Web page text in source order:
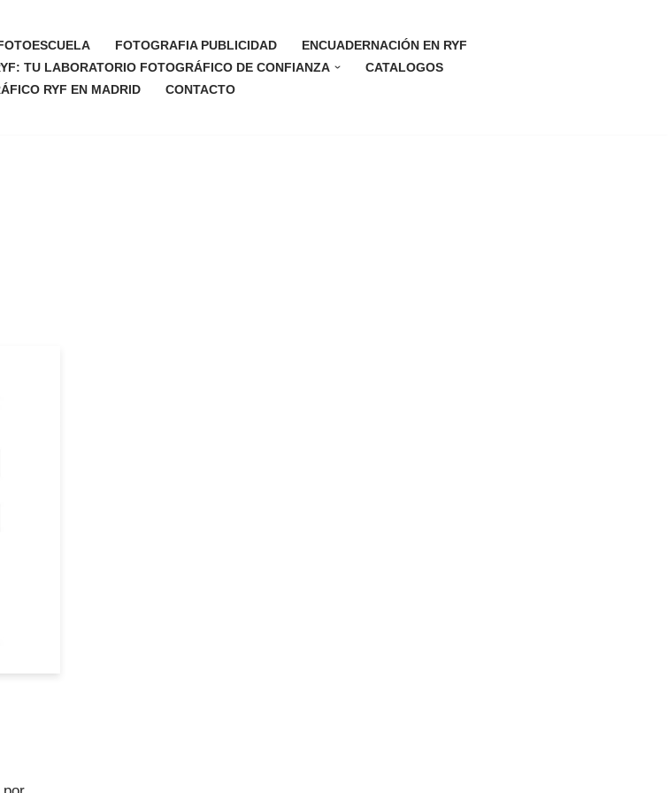
FOTOESCUELA FOTOGRAFIA PUBLICIDAD
ENCUADERNACIÓN EN RYF
TU LABORATORIO FOTOGRÁFICO DE CONFIANZA
CATALOGOS
RYF EN MADRID
CONTACTO